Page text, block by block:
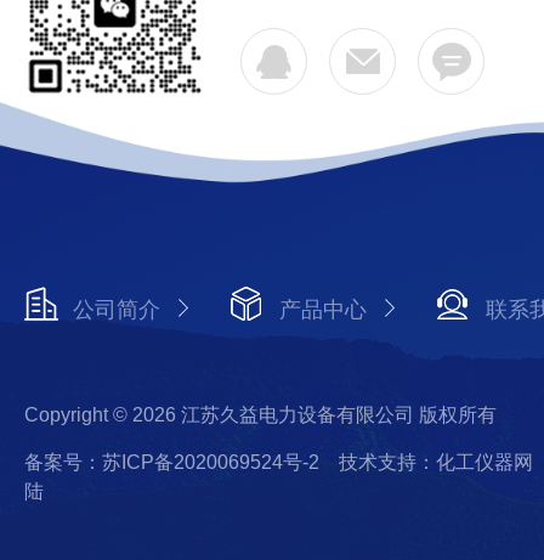
公司简介 产品中心 联系
Copyright © 2026 江苏久益电力设备有限公司 版权所有
备案号：苏ICP备2020069524号-2
技术支持：化工仪器网
陆